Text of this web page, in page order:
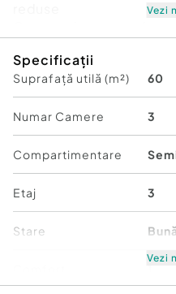
Perfect atât pentru
O proprietate care
funcționalitatea și
Contactează-ne pentru
unei vizionări!
DRĂGHICI MONICA –
Consultantul tău în
Str. Tineretului, Bl. 15,
Policlinica de lângă
Confort:
Bloc de
Vezi
Specificații
Suprafață utilă (m²) 60
Numar Camere 3
Compartimentare
Etaj 3
Stare Bună
Vezi